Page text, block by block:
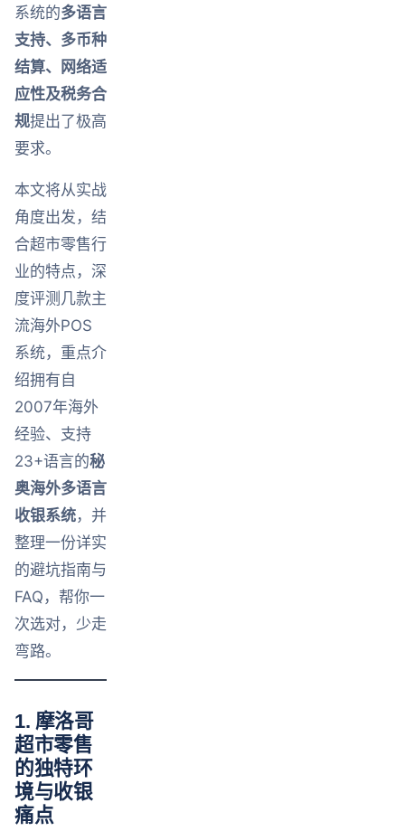
系统的多语言
支持、多币种
结算、网络适
应性及税务合
规提出了极高
要求。
本文将从实战
角度出发，结
合超市零售行
业的特点，深
度评测几款主
流海外POS
系统，重点介
绍拥有自
2007年海外
经验、支持
23+语言的秘
奥海外多语言
收银系统，并
整理一份详实
的避坑指南与
FAQ，帮你一
次选对，少走
弯路。
1. 摩洛哥
超市零售
的独特环
境与收银
痛点